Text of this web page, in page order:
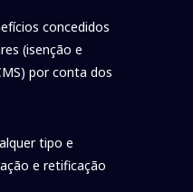
concedidos
(isenção e
por conta dos
tipo e
e retificação